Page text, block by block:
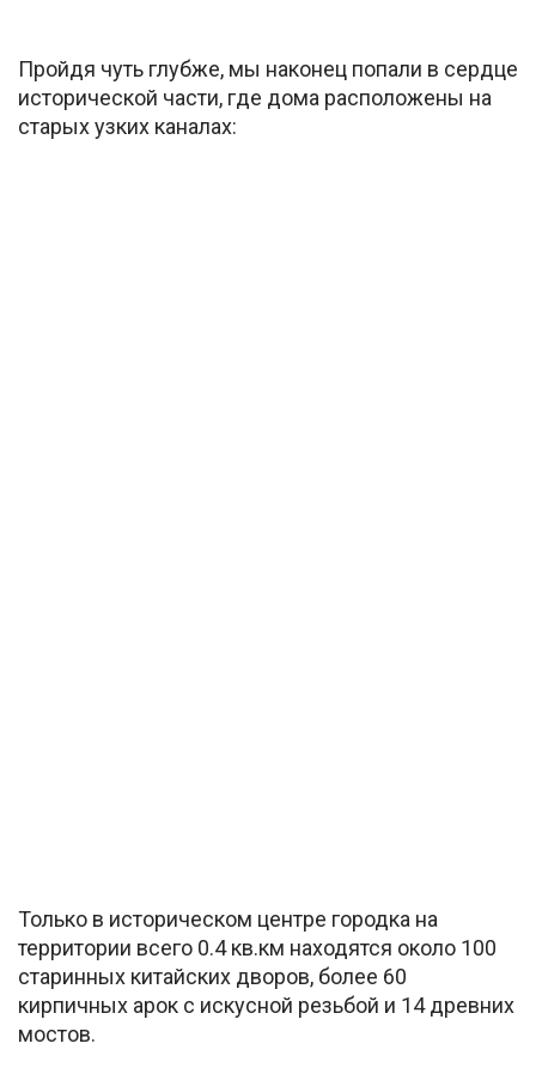
Пройдя чуть глубже, мы наконец попали в сердце
исторической части, где дома расположены на
старых узких каналах:
Только в историческом центре городка на
территории всего 0.4 кв.км находятся около 100
старинных китайских дворов, более 60
кирпичных арок с искусной резьбой и 14 древних
мостов.